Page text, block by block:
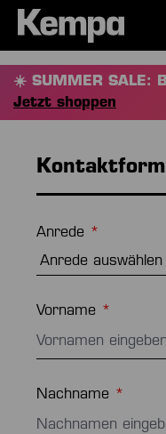
springen
☀️ SUMMER SALE:
Jetzt shoppen
Anrede *
Vorname *
Nachname *